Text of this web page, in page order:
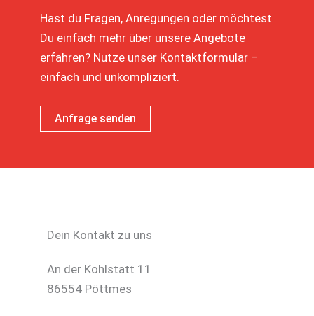
Hast du Fragen, Anregungen oder möchtest
Du einfach mehr über unsere Angebote
erfahren? Nutze unser Kontaktformular –
einfach und unkompliziert.
Anfrage senden
Dein Kontakt zu uns
An der Kohlstatt 11
86554 Pöttmes